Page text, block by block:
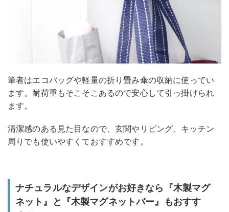
筆者はエコバッグや軽量の折り畳み傘の収納に使ってい
ます。耐荷重もそこそこあるので安心して引っ掛けられ
ます。
清潔感のある見た目なので、玄関やリビング、キッチン
周りでも使いやすくておすすめです。
ナチュラルなデザインがお好きなら『木製マグ
ネット』と『木製マグネットバー』もおすす